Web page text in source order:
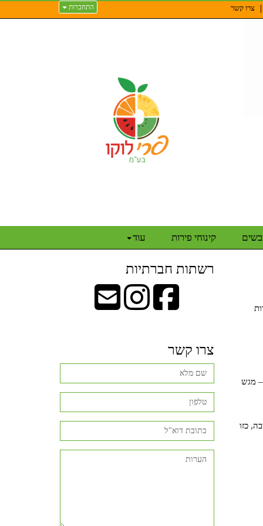
התחברות צרו קשר
קינוחי פירות עוד
– מגש
כזו
רשתות חברתיות
צרו קשר